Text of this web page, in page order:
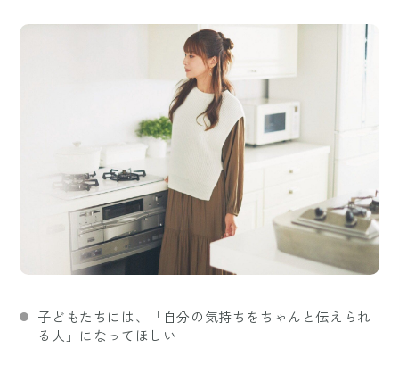
子どもたちには、「自分の気持ちをちゃんと伝えられ
る人」になってほしい